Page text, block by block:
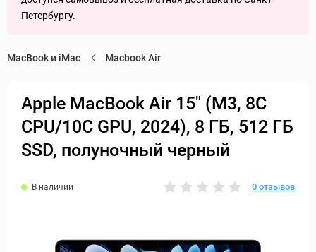
Петербургу.
MacBook и iMac Macbook Air
Apple MacBook Air 15" (M3, 8C
CPU/10C GPU, 2024), 8 ГБ, 512 ГБ
SSD, полуночный черный
В наличии 0 отзывов